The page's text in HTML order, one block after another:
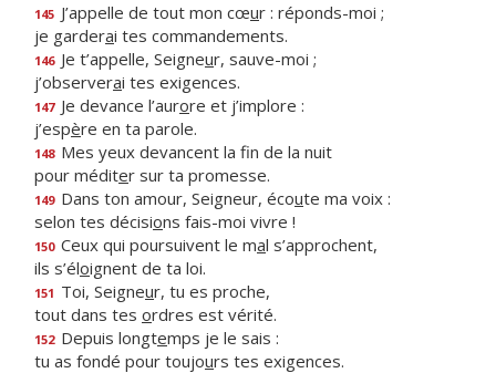
145 J’appelle de tout mon cœur : réponds-moi ;
je garderai tes commandements.
146 Je t’appelle, Seigneur, sauve-moi ;
j’observerai tes exigences.
147 Je devance l’aurore et j’implore :
j’espère en ta parole.
148 Mes yeux devancent la fn de la nuit
pour méditer sur ta promesse.
149 Dans ton amour, Seigneur, écoute ma voix :
selon tes décisions fais-moi vivre !
150 Ceux qui poursuivent le mal s’approchent,
ils s’éloignent de ta loi.
151 Toi, Seigneur, tu es proche,
tout dans tes ordres est vérité.
152 Depuis longtemps je le sais :
tu as fondé pour toujours tes exigences.